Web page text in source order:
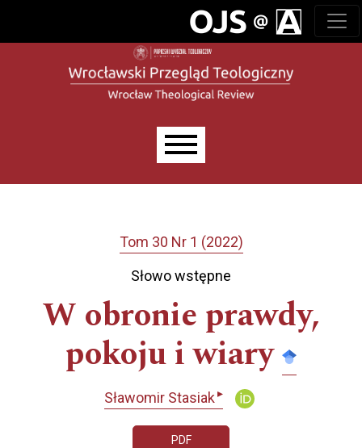
Tom 30 Nr 1 (2022)
Słowo wstępne
W obronie prawdy,
pokoju i wiary
Sławomir Stasiak ▸
PDF